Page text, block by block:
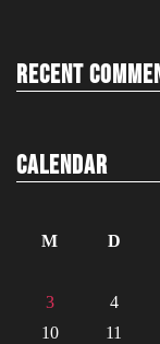
Recent
Calendar
M
D
3
4
10
11